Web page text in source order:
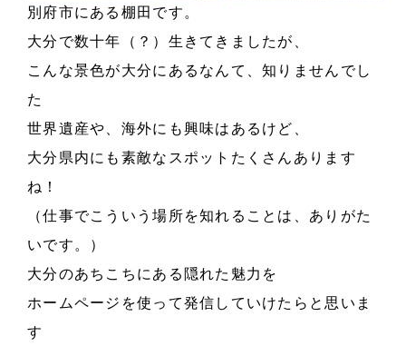
別府市にある棚田です。
大分で数十年（？）生きてきましたが、
こんな景色が大分にあるなんて、知りませんでし
た
世界遺産や、海外にも興味はあるけど、
大分県内にも素敵なスポットたくさんあります
ね！
（仕事でこういう場所を知れることは、ありがた
いです。）
大分のあちこちにある隠れた魅力を
ホームページを使って発信していけたらと思いま
す